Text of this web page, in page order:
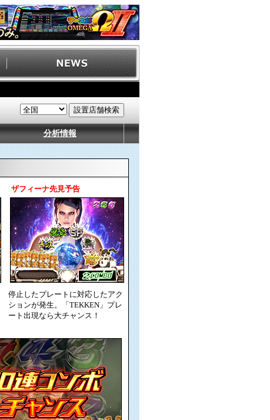
分析情報
ザフィーナ先見予告
停止したプレートに対応したアク
ションが発生。「TEKKEN」プレ
ート出現なら大チャンス！